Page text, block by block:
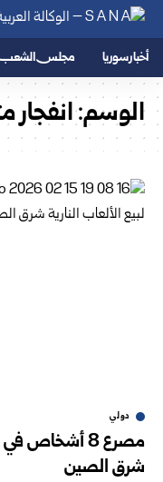
أخبار سوريا مجلس
الوسم:انفجار
دولي
مصرع 8 أشخاص
شرق الصين